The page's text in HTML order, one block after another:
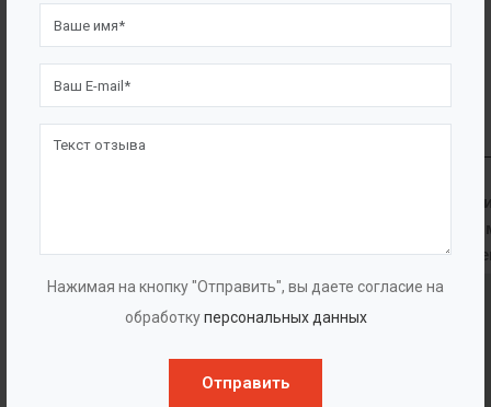
Нажимая на кнопку "Отправить", вы даете согласие на
обработкуперсональных данных
Отправить
Цельные опорные
кольца ОК
с